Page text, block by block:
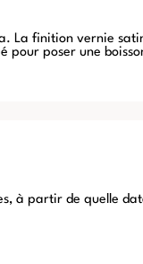
La finition vernie
pour poser une
à partir de quelle